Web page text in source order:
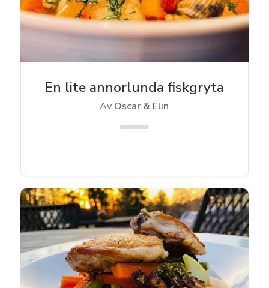
En lite annorlunda fiskgryta
Av Oscar & Elin